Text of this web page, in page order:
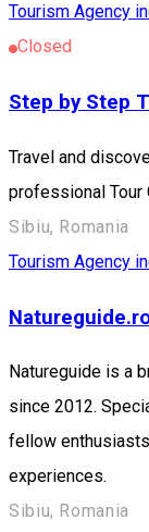
Tourism Agency
Closed
Step by Step
Travel and
professional Tour
Sibiu, Romania
Tourism Agency
Natureguide is a
since 2012.
fellow
experiences.
Sibiu, Romania